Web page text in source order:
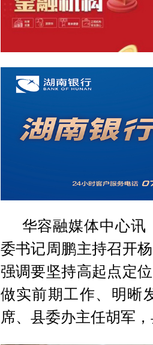
华容融媒体中心讯
委书记周鹏主持召开
强调要坚持高起点定
做实前期工作、明晰
席、县委办主任胡军